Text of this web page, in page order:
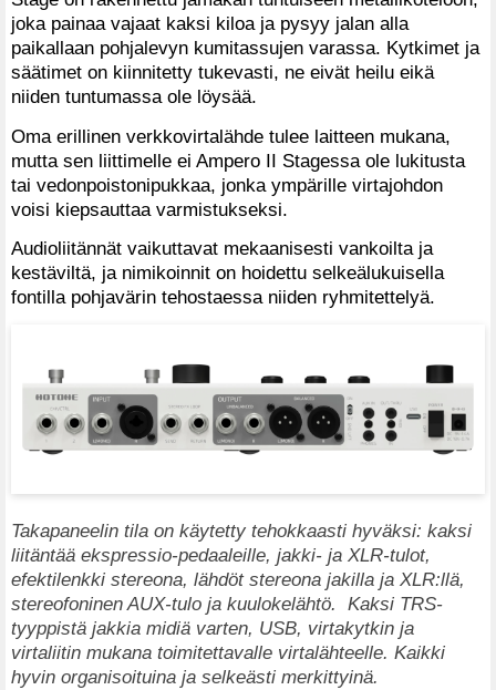
joka painaa vajaat kaksi kiloa ja pysyy jalan alla
paikallaan pohjalevyn kumitassujen varassa. Kytkimet ja
säätimet on kiinnitetty tukevasti, ne eivät heilu eikä
niiden tuntumassa ole löysää.
Oma erillinen verkkovirtalähde tulee laitteen mukana,
mutta sen liittimelle ei Ampero II Stagessa ole lukitusta
tai vedonpoistonipukkaa, jonka ympärille virtajohdon
voisi kiepsauttaa varmistukseksi.
Audioliitännät vaikuttavat mekaanisesti vankoilta ja
kestäviltä, ja nimikoinnit on hoidettu selkeälukuisella
fontilla pohjavärin tehostaessa niiden ryhmitettelyä.
Takapaneelin tila on käytetty tehokkaasti hyväksi: kaksi
liitäntää ekspressio-pedaaleille, jakki- ja XLR-tulot,
efektilenkki stereona, lähdöt stereona jakilla ja XLR:llä,
stereofoninen AUX-tulo ja kuulokelähtö. Kaksi TRS-
tyyppistä jakkia midiä varten, USB, virtakytkin ja
virtaliitin mukana toimitettavalle virtalähteelle. Kaikki
hyvin organisoituina ja selkeästi merkittyinä.